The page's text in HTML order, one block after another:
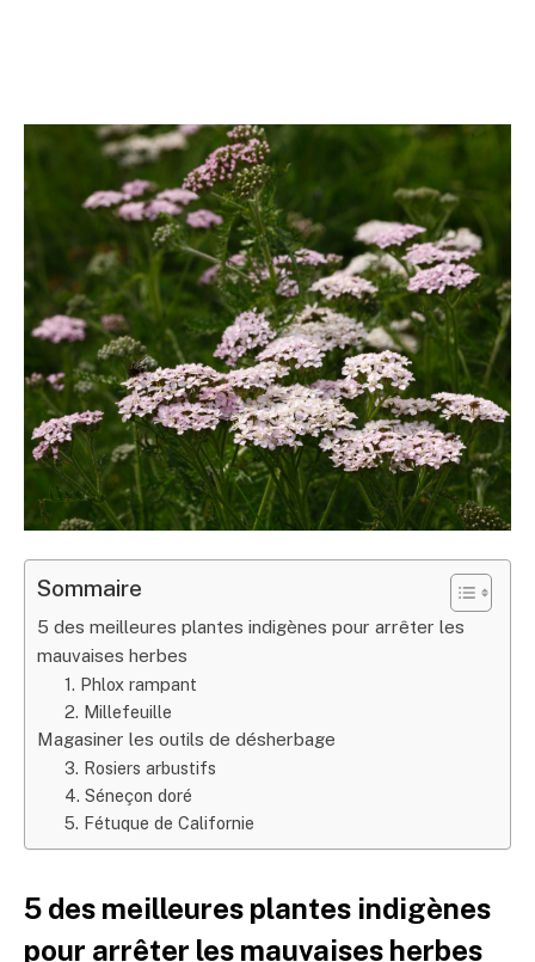
Sommaire
5 des meilleures plantes indigènes pour arrêter les
mauvaises herbes
1. Phlox rampant
2. Millefeuille
Magasiner les outils de désherbage
3. Rosiers arbustifs
4. Séneçon doré
5. Fétuque de Californie
5 des meilleures plantes indigènes
pour arrêter les mauvaises herbes